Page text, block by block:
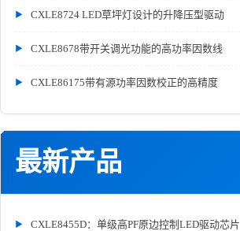
CXLE8724 LED草坪灯设计的升降压型驱动
CXLE8678带开关调光功能的高功率因数线
CXLE86175带有源功率因数校正的高精度
最新产品
CXLE8455D：单级高PF原边控制LED驱动芯片